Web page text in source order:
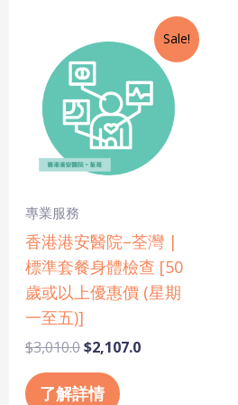
Sale!
專業服務
香港港安醫院–荃灣 |
標準套餐身體檢查 [50
歲或以上優惠價 (星期
一至五)]
$3,010.0
price
was:
$3,010.0.
$2,107.0
Current
price
$2,107.0.
了解詳情